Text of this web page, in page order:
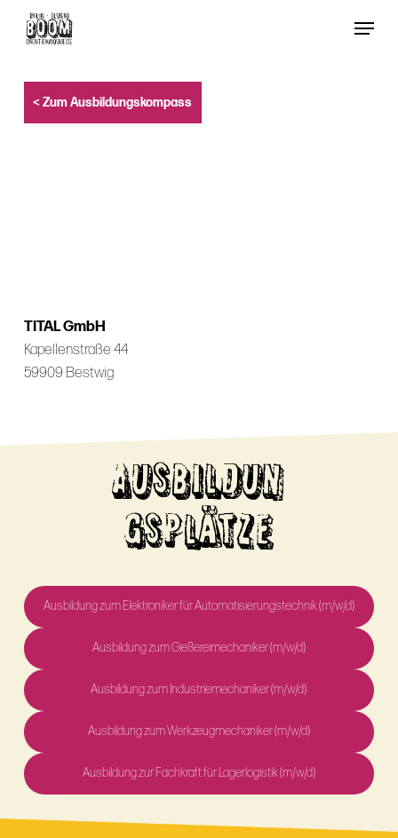
content
Menu
< Zum Ausbildungskompass
TITAL GmbH
Kapellenstraße 44
59909 Bestwig
AUSBILDUN
GSPLÄTZE
Ausbildung zum Elektroniker für Automatisierungstechnik (m/w/d)
Ausbildung zum Gießereimechaniker (m/w/d)
Ausbildung zum Industriemechaniker (m/w/d)
Ausbildung zum Werkzeugmechaniker (m/w/d)
Ausbildung zur Fachkraft für Lagerlogistik (m/w/d)